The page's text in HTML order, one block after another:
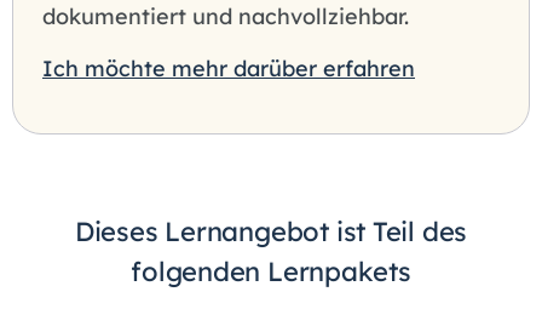
dokumentiert und nachvollziehbar.
Ich möchte mehr darüber erfahren
Dieses Lernangebot ist Teil des
folgenden Lernpakets